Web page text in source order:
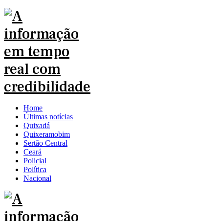
Home
Últimas notícias
Quixadá
Quixeramobim
Sertão Central
Ceará
Policial
Política
Nacional